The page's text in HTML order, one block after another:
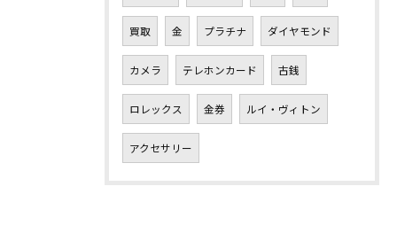
買取 金 プラチナ ダイヤモンド
カメラ テレホンカード 古銭
ロレックス 金券 ルイ・ヴィトン
アクセサリー